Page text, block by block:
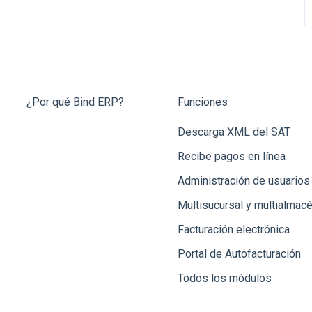
¿Por qué Bind ERP? Funciones
Descarga XML del SAT
Recibe pagos en línea
Administración de usuarios
Multisucursal y
Facturación electrónica
Portal de Autofacturación
Todos los módulos